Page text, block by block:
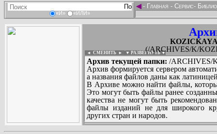
«И» «ИЛИ»
◄- Главная - Сервис-
(/ARCHIVES/K/
◄ СМЕНИТЬ ► ▼ РАЗВЕРНУТЬ ▼
Архив текущей папки: /ARCHIVES/
Архив формируется сервером
а названия файлов даны как
В Архиве можно найти файлы,
Это могут быть файлы ранее
качества не могут быть
файлы изданий не для широкого
других стран и народов.